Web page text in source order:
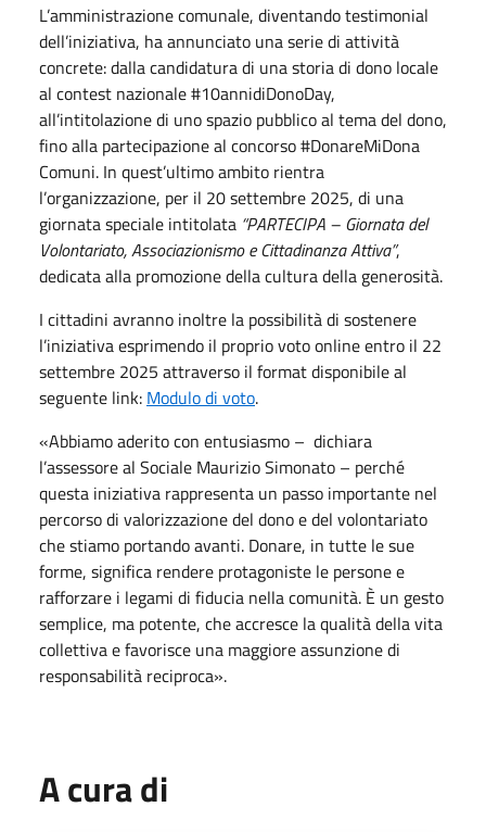
L’amministrazione comunale, diventando testimonial
dell’iniziativa, ha annunciato una serie di attività
concrete: dalla candidatura di una storia di dono locale
al contest nazionale #10annidiDonoDay,
all’intitolazione di uno spazio pubblico al tema del dono,
fino alla partecipazione al concorso #DonareMiDona
Comuni. In quest’ultimo ambito rientra
l’organizzazione, per il 20 settembre 2025, di una
giornata speciale intitolata “PARTECIPA – Giornata del
Volontariato, Associazionismo e Cittadinanza Attiva”,
dedicata alla promozione della cultura della generosità.
I cittadini avranno inoltre la possibilità di sostenere
l’iniziativa esprimendo il proprio voto online entro il 22
settembre 2025 attraverso il format disponibile al
seguente link: Modulo di voto.
«Abbiamo aderito con entusiasmo – dichiara
l’assessore al Sociale Maurizio Simonato – perché
questa iniziativa rappresenta un passo importante nel
percorso di valorizzazione del dono e del volontariato
che stiamo portando avanti. Donare, in tutte le sue
forme, significa rendere protagoniste le persone e
rafforzare i legami di fiducia nella comunità. È un gesto
semplice, ma potente, che accresce la qualità della vita
collettiva e favorisce una maggiore assunzione di
responsabilità reciproca».
A cura di